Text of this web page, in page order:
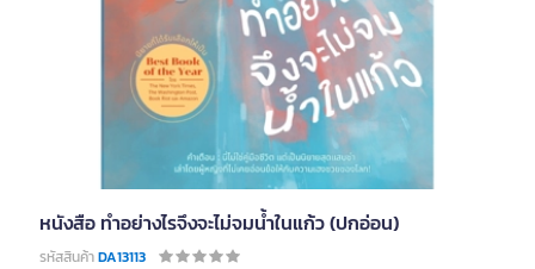
หนังสือ ทำอย่างไรจึงจะไม่จมน้ำในแก้ว (ปกอ่อน)
รหัสสินค้าDA13113